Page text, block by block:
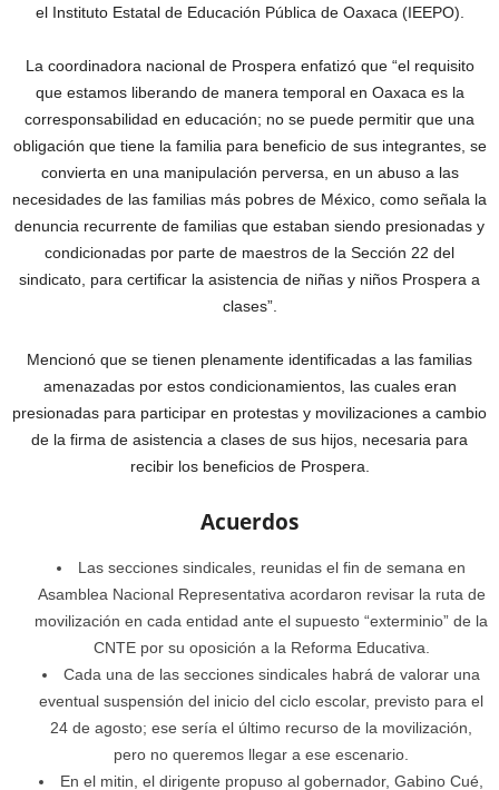
el Instituto Estatal de Educación Pública de Oaxaca (IEEPO).
La coordinadora nacional de Prospera enfatizó que “el requisito
que estamos liberando de manera temporal en Oaxaca es la
corresponsabilidad en educación; no se puede permitir que una
obligación que tiene la familia para beneficio de sus integrantes, se
convierta en una manipulación perversa, en un abuso a las
necesidades de las familias más pobres de México, como señala la
denuncia recurrente de familias que estaban siendo presionadas y
condicionadas por parte de maestros de la Sección 22 del
sindicato, para certificar la asistencia de niñas y niños Prospera a
clases”.
Mencionó que se tienen plenamente identificadas a las familias
amenazadas por estos condicionamientos, las cuales eran
presionadas para participar en protestas y movilizaciones a cambio
de la firma de asistencia a clases de sus hijos, necesaria para
recibir los beneficios de Prospera.
Acuerdos
Las secciones sindicales, reunidas el fin de semana en
Asamblea Nacional Representativa acordaron revisar la ruta de
movilización en cada entidad ante el supuesto “exterminio” de la
CNTE por su oposición a la Reforma Educativa.
Cada una de las secciones sindicales habrá de valorar una
eventual suspensión del inicio del ciclo escolar, previsto para el
24 de agosto; ese sería el último recurso de la movilización,
pero no queremos llegar a ese escenario.
En el mitin, el dirigente propuso al gobernador, Gabino Cué,